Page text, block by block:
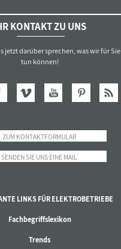
KONTAKT ZU UNS
jetzt darüber sprechen, was wir für Sie
tun können!
ZUM KONTAKTFORMULAR
SENDEN SIE UNS EINE MAIL
LINKS FÜR ELEKTROBETRIEBE
Fachbegriffslexikon
Trends